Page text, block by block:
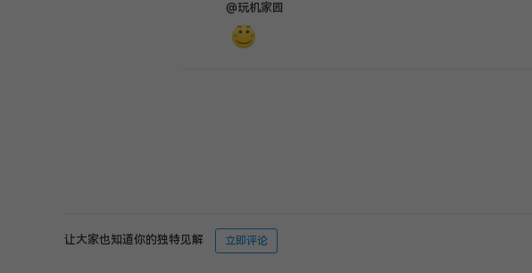
@玩机家园
让大家也知道你的独特见解 立即评论